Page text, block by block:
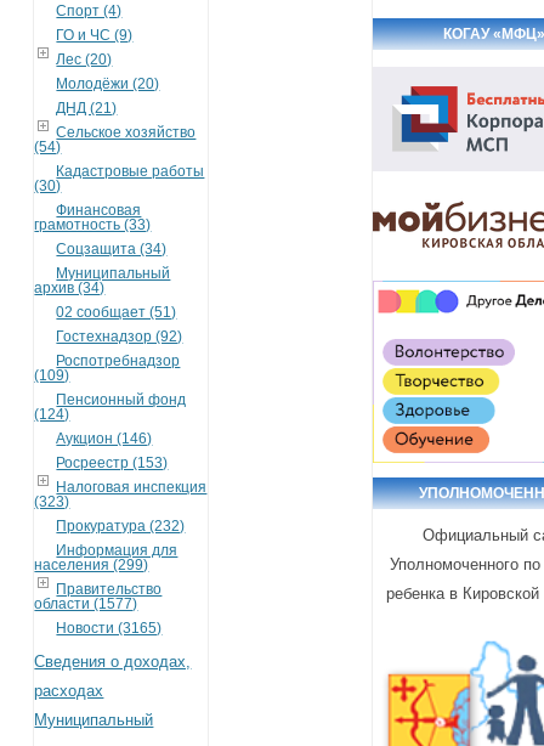
Спорт (4)
ГО и ЧС (9)
Лес (20)
Молодёжи (20)
ДНД (21)
Сельское хозяйство
(54)
Кадастровые работы
(30)
Финансовая
грамотность (33)
Соцзащита (34)
Муниципальный
архив (34)
02 сообщает (51)
Гостехнадзор (92)
Роспотребнадзор
(109)
Пенсионный фонд
(124)
Аукцион (146)
Росреестр (153)
Налоговая инспекция
(323)
Прокуратура (232)
Информация для
населения (299)
Правительство
области (1577)
Новости (3165)
Сведения о доходах,
расходах
Муниципальный
КОГАУ
Официальный
Уполномоченного
ребенка в Кировской